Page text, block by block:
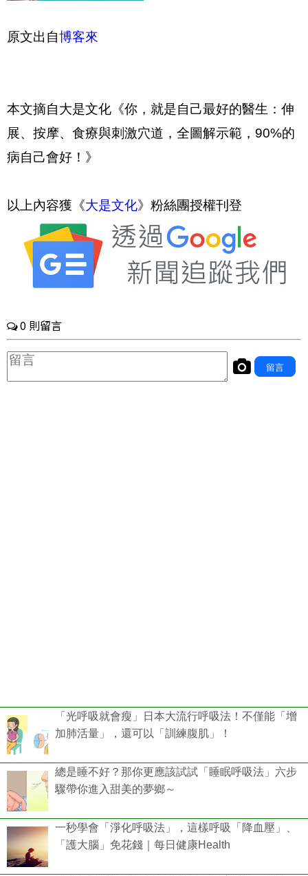
原文出自博客來
本文摘自大是文化《你，就是自己最好的醫生：伸
展、按摩、食療與刺激穴道，全圖解示範，90%的
病自己會好！》
以上內容獲《大是文化》粉絲團授權刊登
「光呼吸就會瘦」日本大流行呼吸法！不僅能「增
加肺活量」，還可以「訓練腹肌」！
總是睡不好？那你更應該試試「睡眠呼吸法」六步
驟帶你進入甜美的夢鄉～
一秒學會「淨化呼吸法」，這樣呼吸「降血壓」、
「護大腦」免花錢｜每日健康Health